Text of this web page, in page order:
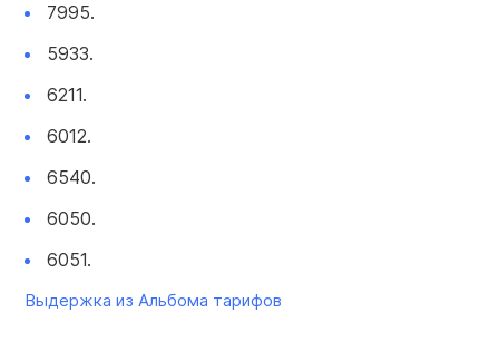
7995.
5933.
6211.
6012.
6540.
6050.
6051.
Выдержка из Альбома тарифов